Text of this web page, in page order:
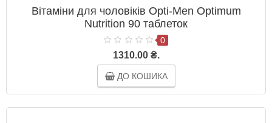
Вітаміни для чоловіків Opti-Men Optimum
Nutrition 90 таблеток
0
1310.00 ₴.
ДО КОШИКА